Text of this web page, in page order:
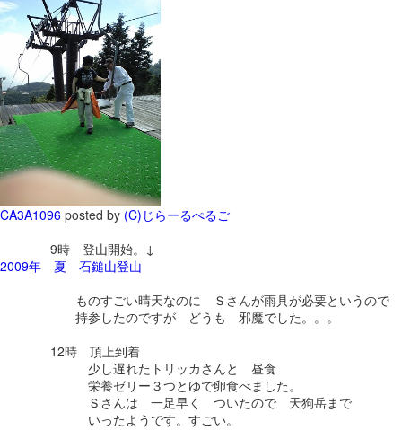
CA3A1096 posted by (C)じらーるぺるご
9時 登山開始。↓
2009年 夏 石鎚山登山
ものすごい晴天なのに Ｓさんが雨具が必要というので
持参したのですが どうも 邪魔でした。。。
12時 頂上到着
少し遅れたトリッカさんと 昼食
栄養ゼリー３つとゆで卵食べました。
Ｓさんは 一足早く ついたので 天狗岳まで
いったようです。すごい。